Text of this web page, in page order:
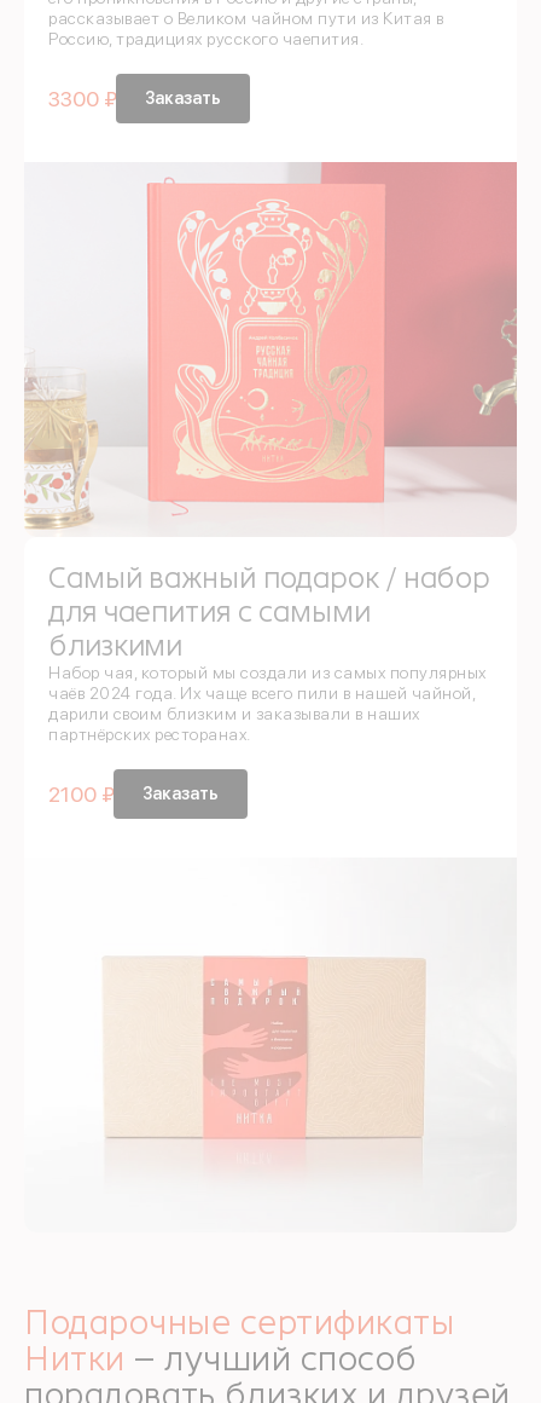
рассказывает о Великом чайном пути из Китая в
Россию, традициях русского чаепития.
3300 ₽ Заказать
Самый важный подарок / набор
для чаепития с самыми
близкими
Набор чая, который мы создали из самых популярных
чаёв 2024 года. Их чаще всего пили в нашей чайной,
дарили своим близким и заказывали в наших
партнёрских ресторанах.
2100 ₽ Заказать
Подарочные сертификаты
Нитки – лучший способ
Войдите в
Введите свой
Номер телефона